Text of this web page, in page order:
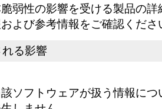
弱性の影響を受ける製品の
よび参考情報をご確認くださ
る影響
ソフトウェアが扱う情報に